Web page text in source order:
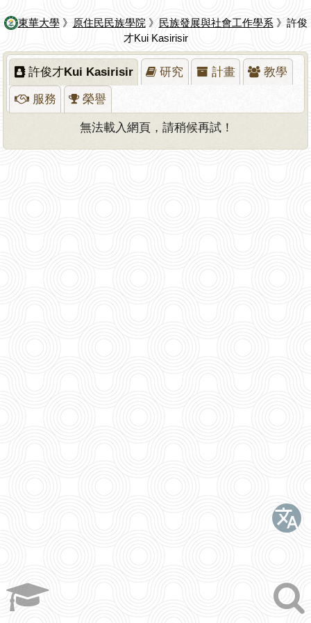
東華大學》 原住民民族學院》 民族發展與社會工作學系 》許俊
才Kui Kasirisir
許俊才Kui Kasirisir 研究 計畫 教學
服務 榮譽
無法載入網頁，請稍候再試！